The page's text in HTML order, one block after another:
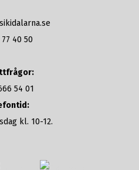
40 50
54 01
kl. 10-12.